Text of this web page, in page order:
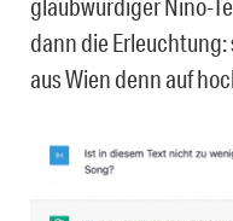
glaubwürdiger Nino-
dann die
aus Wien denn auf